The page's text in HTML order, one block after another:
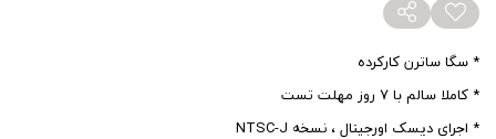
* سگا ساترن کارکرده
* کاملا سالم با 7 روز مهلت تست
* اجرای دیسک اورجینال ، نسخه NTSC-J